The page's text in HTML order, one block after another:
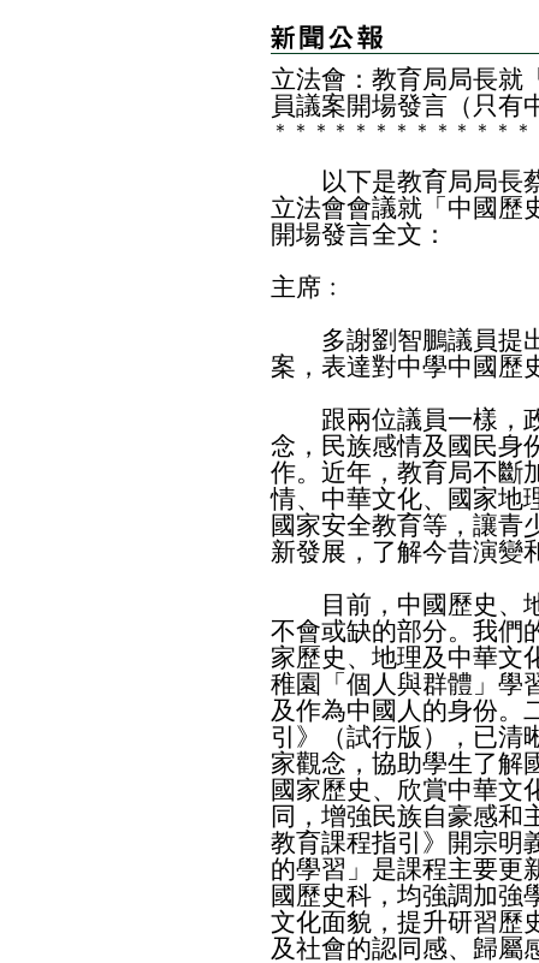
立法會：教育局局長就
員議案開場發言（只有
＊ ＊ ＊ ＊ ＊ ＊ ＊ ＊ ＊ ＊ ＊ ＊ ＊
以下是教育局局長蔡
立法會會議就「中國歷
開場發言全文：
主席﹕
多謝劉智鵬議員提出
案，表達對中學中國歷
跟兩位議員一樣，政
念，民族感情及國民身
作。近年，教育局不斷
情、中華文化、國家地
國家安全教育等，讓青
新發展，了解今昔演變
目前，中國歷史、地
不會或缺的部分。我們
家歷史、地理及中華文
稚園「個人與群體」學
及作為中國人的身份。
引》（試行版），已清
家觀念，協助學生了解
國家歷史、欣賞中華文
同，增強民族自豪感和
教育課程指引》開宗明
的學習」是課程主要更
國歷史科，均強調加強
文化面貌，提升研習歷
及社會的認同感、歸屬